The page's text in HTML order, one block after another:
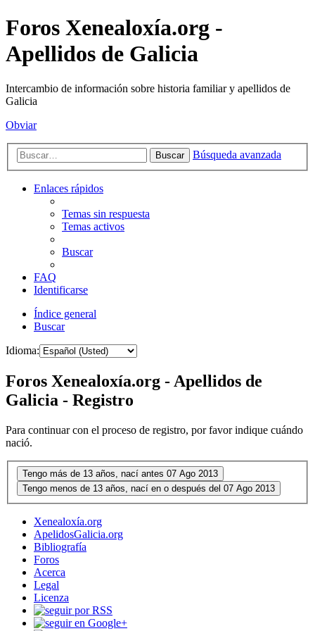
Foros Xenealoxía.org -
Apellidos de Galicia
Intercambio de información sobre historia familiar y apellidos de
Galicia
Obviar
Buscar Búsqueda avanzada
Enlaces rápidos
Temas sin respuesta
Temas activos
Buscar
FAQ
Identificarse
Índice general
Buscar
Idioma:
Foros Xenealoxía.org - Apellidos de
Galicia - Registro
Para continuar con el proceso de registro, por favor indique cuándo
nació.
Xenealoxía.org
ApelidosGalicia.org
Bibliografía
Foros
Acerca
Legal
Licenza